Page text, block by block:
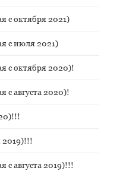
с октября 2021)
с июля 2021)
с октября 2020)!
с августа 2020)!
2019)!!!
с августа 2019)!!!